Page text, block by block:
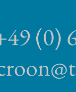
(0)